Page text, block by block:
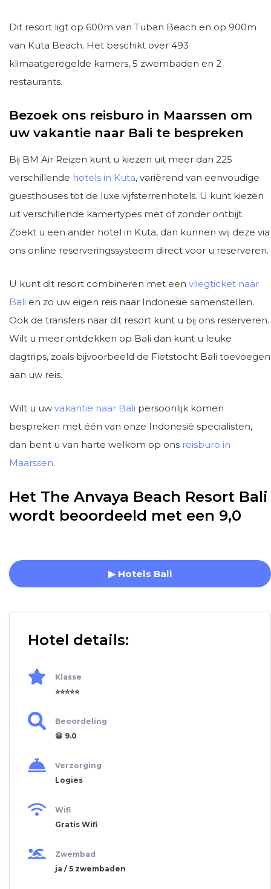
Dit resort ligt op 600m van Tuban Beach en op 900m
van Kuta Beach. Het beschikt over 493
klimaatgeregelde kamers, 5 zwembaden en 2
restaurants.
Bezoek ons reisburo in Maarssen om
uw vakantie naar Bali te bespreken
Bij BM Air Reizen kunt u kiezen uit meer dan 225
verschillende hotels in Kuta, variërend van eenvoudige
guesthouses tot de luxe vijfsterrenhotels. U kunt kiezen
uit verschillende kamertypes met of zonder ontbijt.
Zoekt u een ander hotel in Kuta, dan kunnen wij deze via
ons online reserveringssysteem direct voor u reserveren.
U kunt dit resort combineren met een vliegticket naar
Bali en zo uw eigen reis naar Indonesië samenstellen.
Ook de transfers naar dit resort kunt u bij ons reserveren.
Wilt u meer ontdekken op Bali dan kunt u leuke
dagtrips, zoals bijvoorbeeld de Fietstocht Bali toevoegen
aan uw reis.
Wilt u uw vakantie naar Bali persoonlijk komen
bespreken met één van onze Indonesië specialisten,
dan bent u van harte welkom op ons reisburo in
Maarssen.
Het The Anvaya Beach Resort Bali
wordt beoordeeld met een 9,0
▶ Hotels Bali
Hotel details:
Klasse
⭐⭐⭐⭐⭐
Beoordeling
😀 9.0
Verzorging
Logies
Wifi
Gratis Wifi
Zwembad
ja / 5 zwembaden